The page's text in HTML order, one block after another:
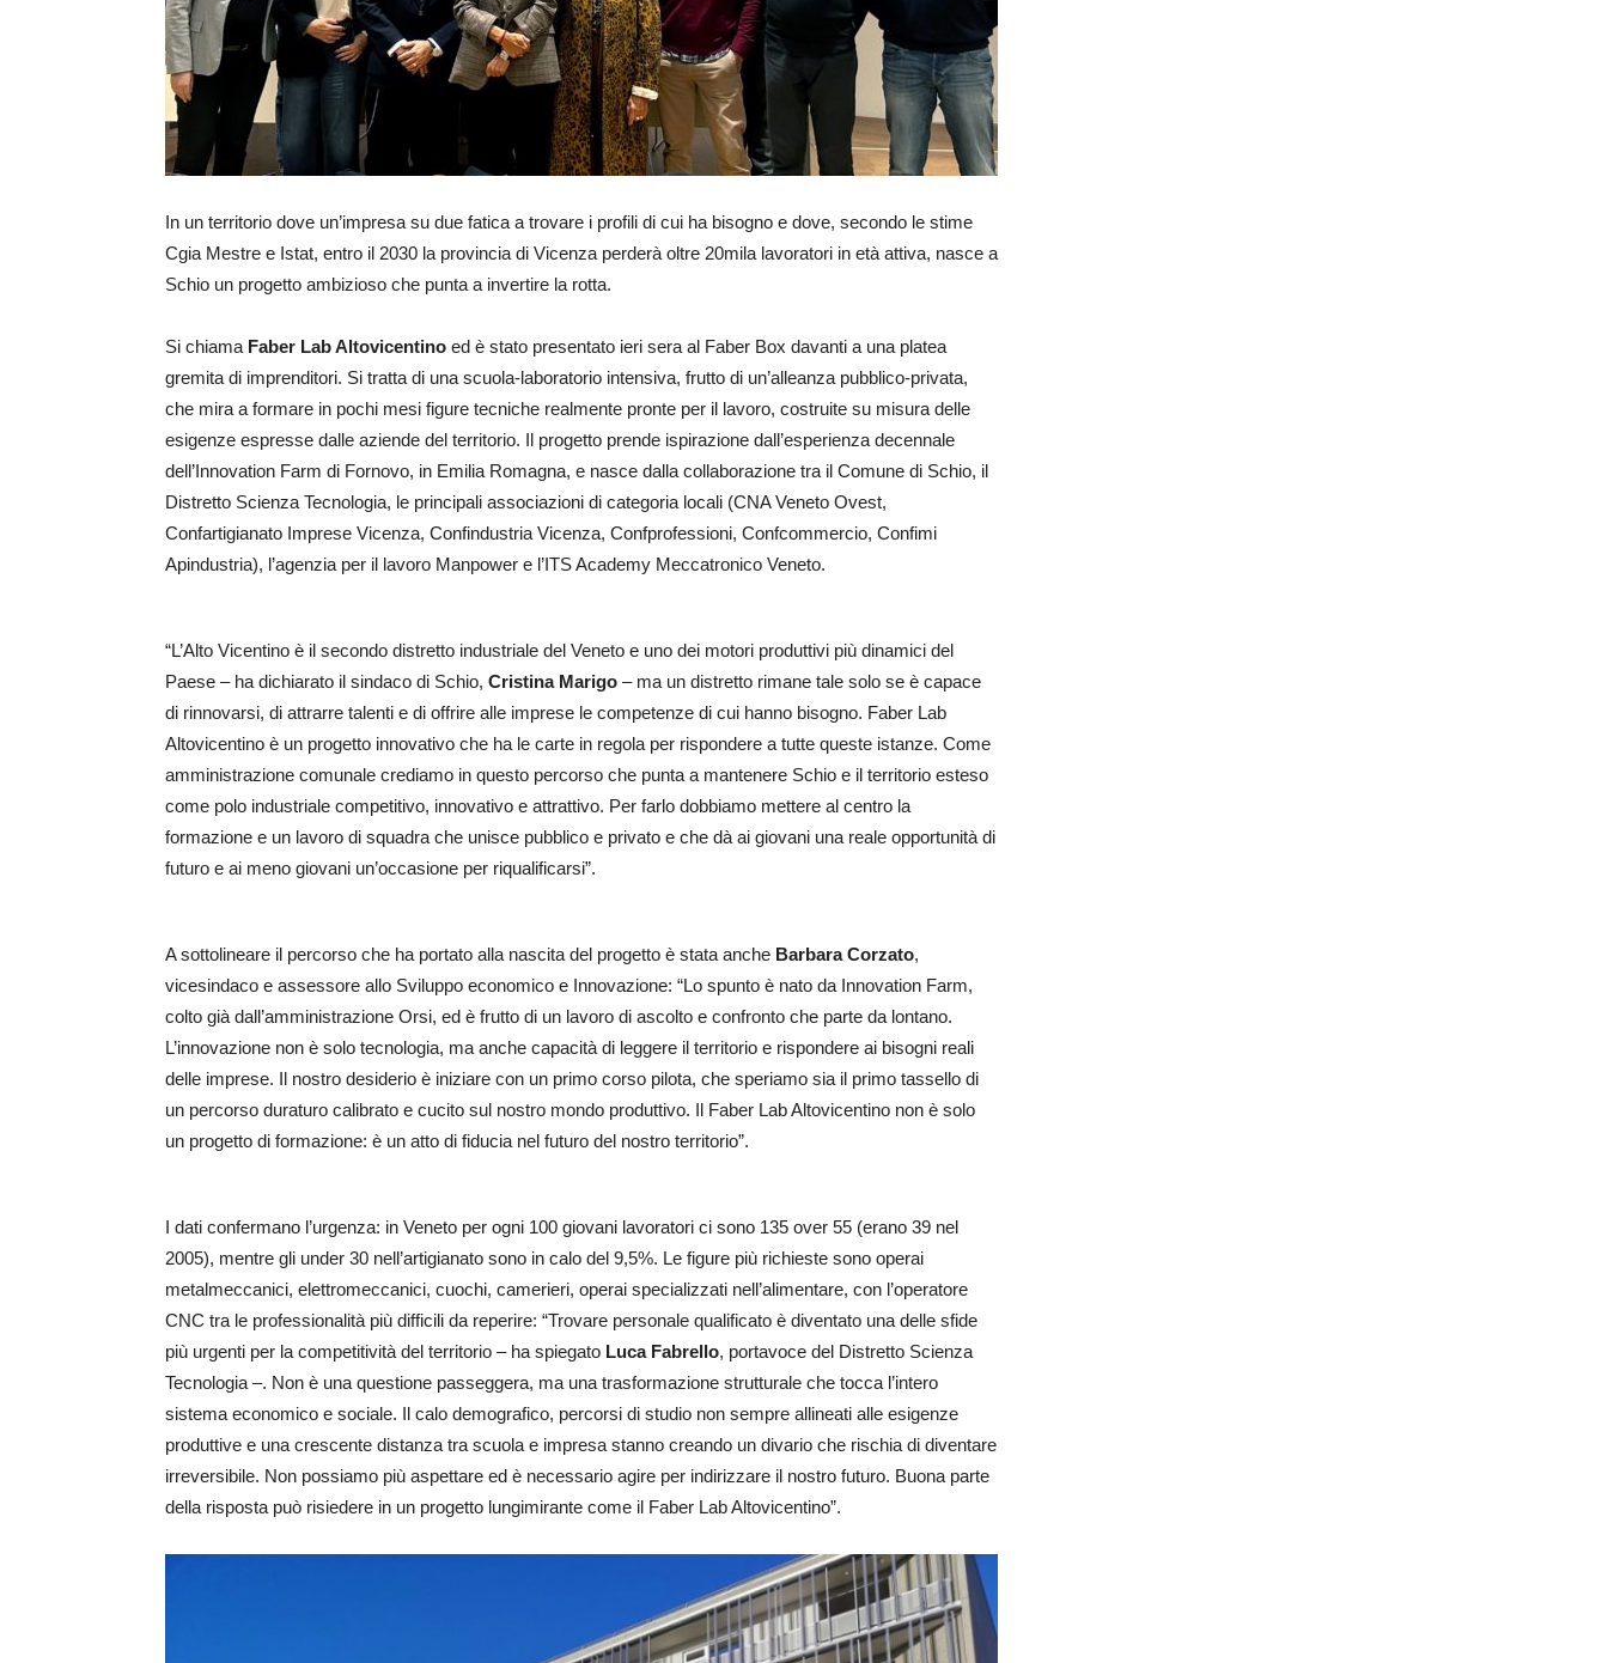
In un territorio dove un’impresa su due fatica a trovare i profili di cui ha bisogno e dove, secondo le stime
Cgia Mestre e Istat, entro il 2030 la provincia di Vicenza perderà oltre 20mila lavoratori in età attiva, nasce a
Schio un progetto ambizioso che punta a invertire la rotta.
Si chiama Faber Lab Altovicentino ed è stato presentato ieri sera al Faber Box davanti a una platea
gremita di imprenditori. Si tratta di una scuola-laboratorio intensiva, frutto di un’alleanza pubblico-privata,
che mira a formare in pochi mesi figure tecniche realmente pronte per il lavoro, costruite su misura delle
esigenze espresse dalle aziende del territorio. Il progetto prende ispirazione dall’esperienza decennale
dell’Innovation Farm di Fornovo, in Emilia Romagna, e nasce dalla collaborazione tra il Comune di Schio, il
Distretto Scienza Tecnologia, le principali associazioni di categoria locali (CNA Veneto Ovest,
Confartigianato Imprese Vicenza, Confindustria Vicenza, Confprofessioni, Confcommercio, Confimi
Apindustria), l’agenzia per il lavoro Manpower e l’ITS Academy Meccatronico Veneto.
“L’Alto Vicentino è il secondo distretto industriale del Veneto e uno dei motori produttivi più dinamici del
Paese – ha dichiarato il sindaco di Schio, Cristina Marigo – ma un distretto rimane tale solo se è capace
di rinnovarsi, di attrarre talenti e di offrire alle imprese le competenze di cui hanno bisogno. Faber Lab
Altovicentino è un progetto innovativo che ha le carte in regola per rispondere a tutte queste istanze. Come
amministrazione comunale crediamo in questo percorso che punta a mantenere Schio e il territorio esteso
come polo industriale competitivo, innovativo e attrattivo. Per farlo dobbiamo mettere al centro la
formazione e un lavoro di squadra che unisce pubblico e privato e che dà ai giovani una reale opportunità di
futuro e ai meno giovani un’occasione per riqualificarsi”.
A sottolineare il percorso che ha portato alla nascita del progetto è stata anche Barbara Corzato,
vicesindaco e assessore allo Sviluppo economico e Innovazione: “Lo spunto è nato da Innovation Farm,
colto già dall’amministrazione Orsi, ed è frutto di un lavoro di ascolto e confronto che parte da lontano.
L’innovazione non è solo tecnologia, ma anche capacità di leggere il territorio e rispondere ai bisogni reali
delle imprese. Il nostro desiderio è iniziare con un primo corso pilota, che speriamo sia il primo tassello di
un percorso duraturo calibrato e cucito sul nostro mondo produttivo. Il Faber Lab Altovicentino non è solo
un progetto di formazione: è un atto di fiducia nel futuro del nostro territorio”.
I dati confermano l’urgenza: in Veneto per ogni 100 giovani lavoratori ci sono 135 over 55 (erano 39 nel
2005), mentre gli under 30 nell’artigianato sono in calo del 9,5%. Le figure più richieste sono operai
metalmeccanici, elettromeccanici, cuochi, camerieri, operai specializzati nell’alimentare, con l’operatore
CNC tra le professionalità più difficili da reperire: “Trovare personale qualificato è diventato una delle sfide
più urgenti per la competitività del territorio – ha spiegato Luca Fabrello, portavoce del Distretto Scienza
Tecnologia –. Non è una questione passeggera, ma una trasformazione strutturale che tocca l’intero
sistema economico e sociale. Il calo demografico, percorsi di studio non sempre allineati alle esigenze
produttive e una crescente distanza tra scuola e impresa stanno creando un divario che rischia di diventare
irreversibile. Non possiamo più aspettare ed è necessario agire per indirizzare il nostro futuro. Buona parte
della risposta può risiedere in un progetto lungimirante come il Faber Lab Altovicentino”.